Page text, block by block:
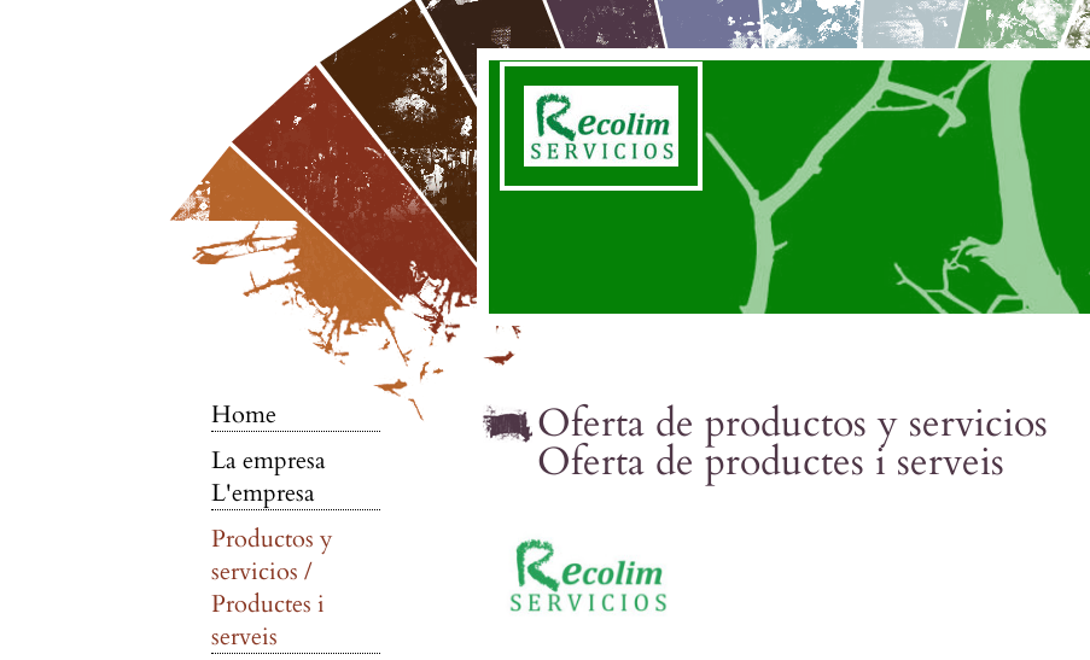
Home
La empresa
L'empresa
Productos y
servicios /
Productes i
serveis
Oferta de productos y servicios
Oferta de productes i serveis